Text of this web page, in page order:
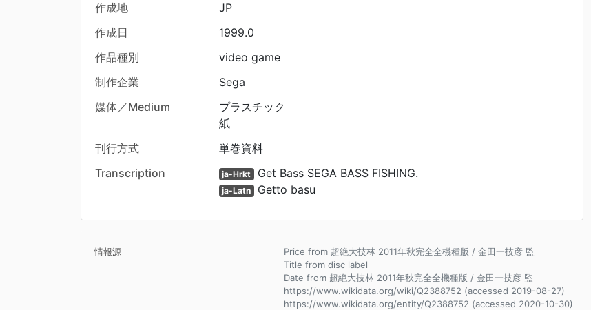
作成地
JP
作成日
1999.0
作品種別
video game
制作企業
Sega
媒体／Medium
プラスチック
紙
刊行方式
単巻資料
Transcription
ja-Hrkt Get Bass SEGA BASS FISHING.
ja-Latn Getto basu
情報源
Price from 超絶大技林 2011年秋完全全機種版 / 金田一技彦 監
Title from disc label
Date from 超絶大技林 2011年秋完全全機種版 / 金田一技彦 監
https://www.wikidata.org/wiki/Q2388752 (accessed 2019-08-27)
https://www.wikidata.org/entity/Q2388752 (accessed 2020-10-30)